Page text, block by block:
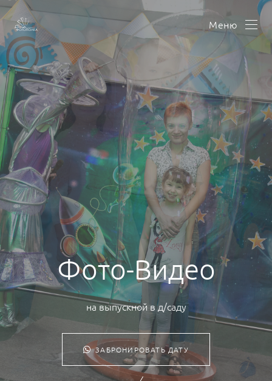
Меню
Фото-Видео
на выпускной в д/саду
ЗАБРОНИРОВАТЬ ДАТУ